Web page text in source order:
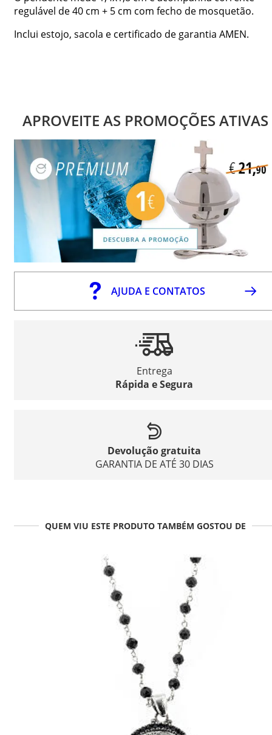
regulável de 40 cm + 5 cm com fecho de mosquetão.
Inclui estojo, sacola e certificado de garantia AMEN.
APROVEITE AS PROMOÇÕES ATIVAS
AJUDA E CONTATOS
Entrega
Rápida e Segura
Devolução gratuita
GARANTIA DE ATÉ 30 DIAS
QUEM VIU ESTE PRODUTO TAMBÉM GOSTOU DE